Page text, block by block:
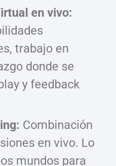
en vivo:
trabajo en
donde se
y feedback
Combinación
en vivo. Lo
mundos para